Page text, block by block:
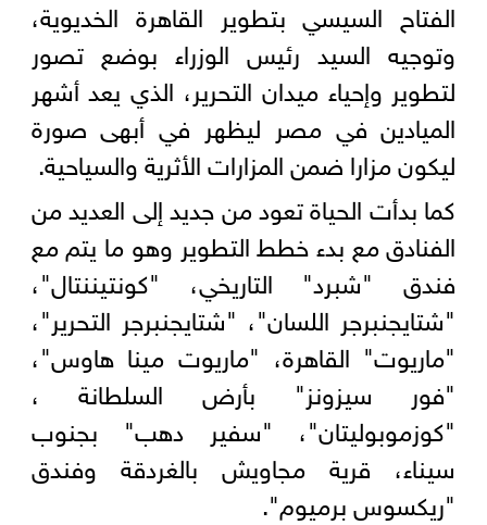
الفتاح السيسي بتطوير القاهرة الخديوية،
وتوجيه السيد رئيس الوزراء بوضع تصور
لتطوير وإحياء ميدان التحرير، الذي يعد أشهر
الميادين في مصر ليظهر في أبهى صورة
ليكون مزارا ضمن المزارات الأثرية والسياحية.
كما بدأت الحياة تعود من جديد إلى العديد من
الفنادق مع بدء خطط التطوير وهو ما يتم مع
فندق "شبرد" التاريخي، "كونتيننتال"،
"شتايجنبرجر اللسان"، "شتايجنبرجر التحرير"،
"ماريوت" القاهرة، "ماريوت مينا هاوس"،
"فور سيزونز" بأرض السلطانة ،
"كوزموبوليتان"، "سفير دهب" بجنوب
سيناء، قرية مجاويش بالغردقة وفندق
"ريكسوس برميوم".